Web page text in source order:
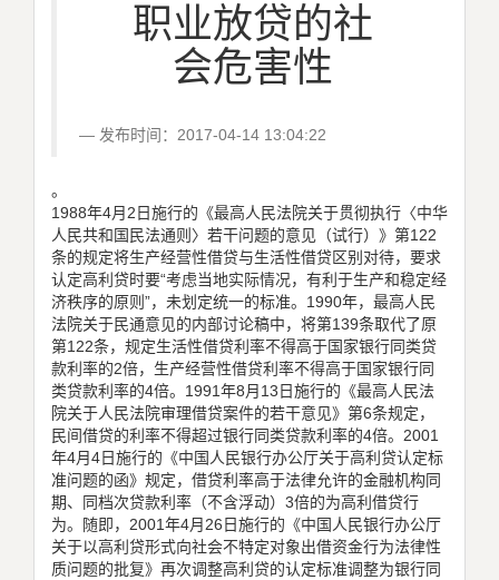
职业放贷的社
会危害性
发布时间：2017-04-14 13:04:22
。
1988年4月2日施行的《最高人民法院关于贯彻执行〈中华
人民共和国民法通则〉若干问题的意见（试行）》第122
条的规定将生产经营性借贷与生活性借贷区别对待，要求
认定高利贷时要“考虑当地实际情况，有利于生产和稳定经
济秩序的原则”，未划定统一的标准。1990年，最高人民
法院关于民通意见的内部讨论稿中，将第139条取代了原
第122条，规定生活性借贷利率不得高于国家银行同类贷
款利率的2倍，生产经营性借贷利率不得高于国家银行同
类贷款利率的4倍。1991年8月13日施行的《最高人民法
院关于人民法院审理借贷案件的若干意见》第6条规定，
民间借贷的利率不得超过银行同类贷款利率的4倍。2001
年4月4日施行的《中国人民银行办公厅关于高利贷认定标
准问题的函》规定，借贷利率高于法律允许的金融机构同
期、同档次贷款利率（不含浮动）3倍的为高利借贷行
为。随即，2001年4月26日施行的《中国人民银行办公厅
关于以高利贷形式向社会不特定对象出借资金行为法律性
质问题的批复》再次调整高利贷的认定标准调整为银行同